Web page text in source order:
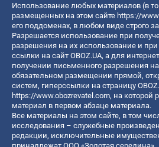
Использование любых материалов (в
размещенных на этом сайте https://
его поддоменах, в любом виде строго
Разрешается использование при
разрешения на их использование и при
ссылки на сайт OBOZ.UA, а для
получении письменного разрешения
обязательном размещении прямой,
систем, гиперссылки на страницу
https://www.obozrevatel.com, на которой
материал в первом абзаце материала.
Все материалы на этом сайте, в том
исследования – служебные
редакции, исключительные